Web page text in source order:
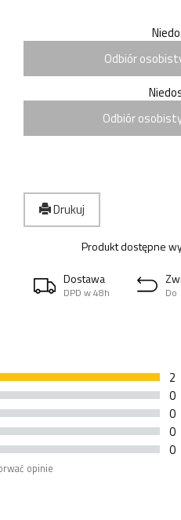
Odbiór
Odbiór
Drukuj
Produkt dostępne
Dostawa
DPD w 48h Do
2
0
0
0
0
opinie